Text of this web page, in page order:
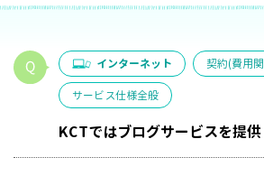
インターネット 契約(費用
サービス仕様全般
KCTではブログサービスを提